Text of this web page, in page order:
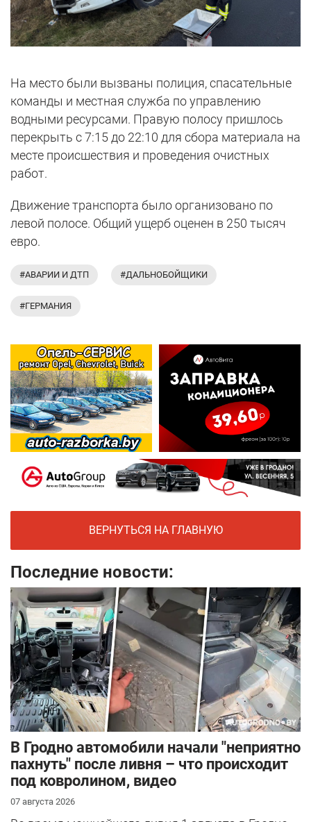
На место были вызваны полиция, спасательные
команды и местная служба по управлению
водными ресурсами. Правую полосу пришлось
перекрыть с 7:15 до 22:10 для сбора материала на
месте происшествия и проведения очистных
работ.
Движение транспорта было организовано по
левой полосе. Общий ущерб оценен в 250 тысяч
евро.
#АВАРИИ И ДТП #ДАЛЬНОБОЙЩИКИ
#ГЕРМАНИЯ
ВЕРНУТЬСЯ НА ГЛАВНУЮ
Последние новости:
В Гродно автомобили начали "неприятно
пахнуть" после ливня – что происходит
под ковролином, видео
07 августа 2026